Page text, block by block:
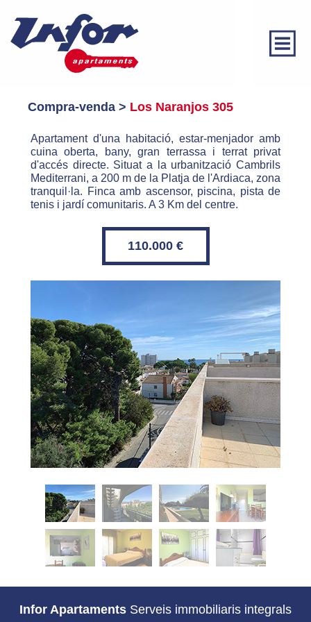
Des de 1974 al vostre
Administració de finques
Compra-venda
Lloguer
Compra-venda > Los Naranjos 305
Apartament d'una habitació, estar-menjador amb
cuina oberta, bany, gran terrassa i terrat privat
d'accés directe. Situat a la urbanització Cambrils
Mediterrani, a 200 m de la Platja de l'Ardiaca, zona
tranquil·la. Finca amb ascensor, piscina, pista de
tenis i jardí comunitaris. A 3 Km del centre.
110.000 €
Infor Apartaments Serveis immobiliaris integrals